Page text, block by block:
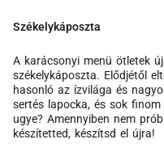
Székelykáposzta
A karácsonyi menü ötletek
székelykáposzta. Elődjétől
hasonló az ízvilága és
sertés lapocka, és sok
ugye? Amennyiben nem
készítetted, készítsd el újra!